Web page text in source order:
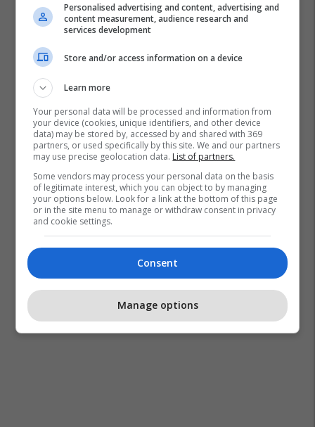
David Geer
Gjykata E Lartë E Maqedonisë
Besa Ademi
Personalised advertising and content, advertising and
content measurement, audience research and
services development
Store and/or access information on a device
Learn more
Your personal data will be processed and information from
your device (cookies, unique identifiers, and other device
data) may be stored by, accessed by and shared with 369
partners, or used specifically by this site. We and our partners
may use precise geolocation data. List of partners.
Some vendors may process your personal data on the basis
of legitimate interest, which you can object to by managing
your options below. Look for a link at the bottom of this page
or in the site menu to manage or withdraw consent in privacy
and cookie settings.
Consent
Manage options